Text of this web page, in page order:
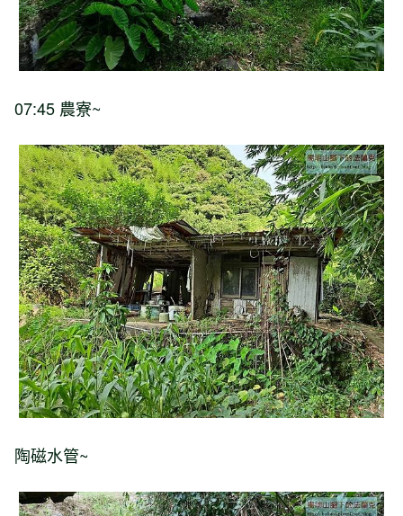
07:45 農寮~
陶磁水管~